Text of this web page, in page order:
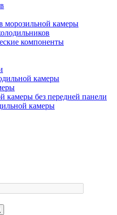
морозильной камеры
компоненты
камеры
камеры без передней панели
камеры